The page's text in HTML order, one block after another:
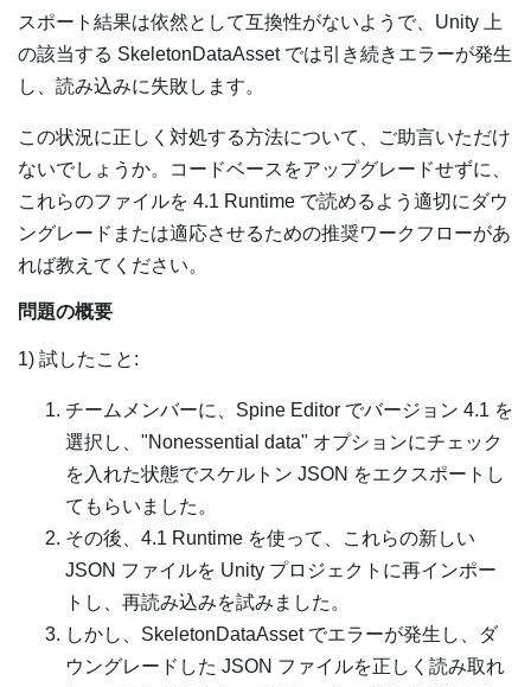
スポート結果は依然として互換性がないようで、Unity 上
の該当する SkeletonDataAsset では引き続きエラーが発生
し、読み込みに失敗します。
この状況に正しく対処する方法について、ご助言いただけ
ないでしょうか。コードベースをアップグレードせずに、
これらのファイルを 4.1 Runtime で読めるよう適切にダウ
ングレードまたは適応させるための推奨ワークフローがあ
れば教えてください。
問題の概要
1) 試したこと:
チームメンバーに、Spine Editor でバージョン 4.1 を
選択し、"Nonessential data" オプションにチェック
を入れた状態でスケルトン JSON をエクスポートし
てもらいました。
その後、4.1 Runtime を使って、これらの新しい
JSON ファイルを Unity プロジェクトに再インポー
トし、再読み込みを試みました。
しかし、SkeletonDataAsset でエラーが発生し、ダ
ウングレードした JSON ファイルを正しく読み取れ